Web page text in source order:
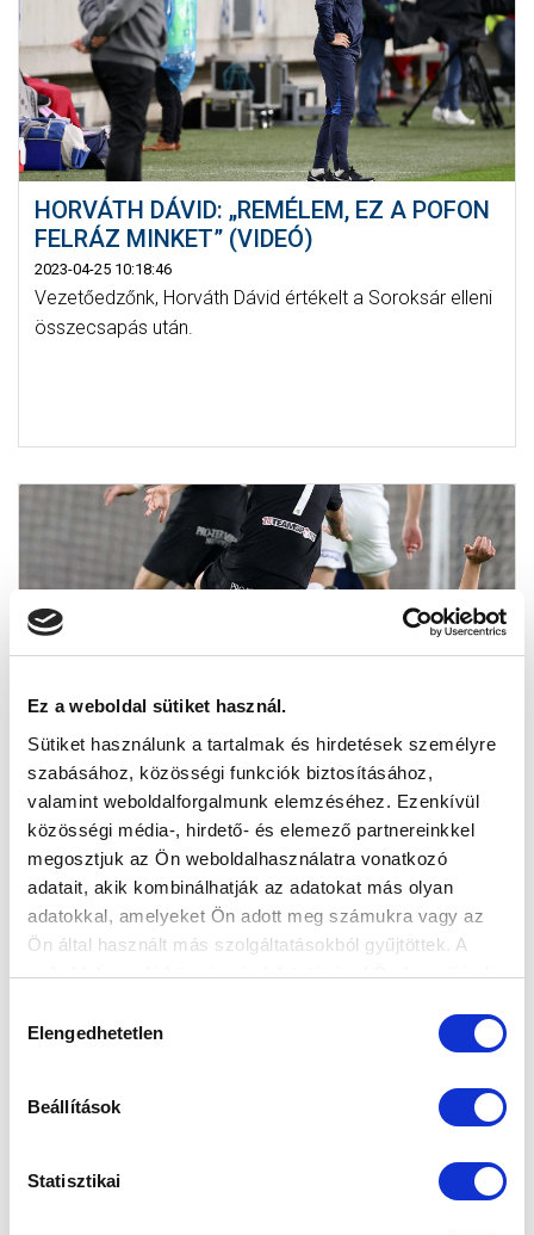
Ez a weboldal sütiket használ.
Sütiket használunk a tartalmak és hirdetések személyre
szabásához, közösségi funkciók biztosításához,
valamint weboldalforgalmunk elemzéséhez. Ezenkívül
közösségi média-, hirdető- és elemező partnereinkkel
megosztjuk az Ön weboldalhasználatra vonatkozó
adatait, akik kombinálhatják az adatokat más olyan
adatokkal, amelyeket Ön adott meg számukra vagy az
Ön által használt más szolgáltatásokból gyűjtöttek. A
weboldalon való böngészés folytatásával Ön hozzájárul a
kiválasztása
Elengedhetetlen
Beállítások
Statisztikai
HORVÁTH DÁVID: „REMÉLEM, EZ A POFON
FELRÁZ MINKET” (VIDEÓ)
2023-04-25 10:18:46
Vezetőedzőnk, Horváth Dávid értékelt a Soroksár elleni
összecsapás után.
MTK BUDAPEST - SOROKSÁR SC 1-2
ÖSSZEFOGLALÓ (VIDEÓ)
2023-04-25 10:08:37
Ez történt a Soroksár elleni meccsen.